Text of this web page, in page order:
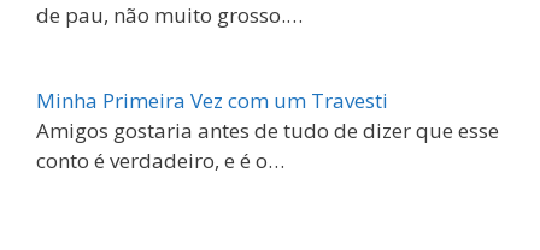
de pau, não muito grosso.…
Minha Primeira Vez com um Travesti
Amigos gostaria antes de tudo de dizer que esse
conto é verdadeiro, e é o…